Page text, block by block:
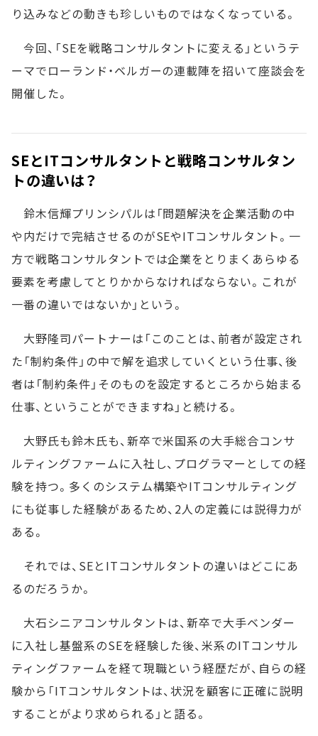
り込みなどの動きも珍しいものではなくなっている。
今回、「SEを戦略コンサルタントに変える」というテ
ーマでローランド・ベルガーの連載陣を招いて座談会を
開催した。
SEとITコンサルタントと戦略コンサルタン
トの違いは？
鈴木信輝プリンシパルは「問題解決を企業活動の中
や内だけで完結させるのがSEやITコンサルタント。一
方で戦略コンサルタントでは企業をとりまくあらゆる
要素を考慮してとりかからなければならない。これが
一番の違いではないか」という。
大野隆司パートナーは「このことは、前者が設定され
た「制約条件」の中で解を追求していくという仕事、後
者は「制約条件」そのものを設定するところから始まる
仕事、ということができますね」と続ける。
大野氏も鈴木氏も、新卒で米国系の大手総合コンサ
ルティングファームに入社し、プログラマーとしての経
験を持つ。多くのシステム構築やITコンサルティング
にも従事した経験があるため、2人の定義には説得力が
ある。
それでは、SEとITコンサルタントの違いはどこにあ
るのだろうか。
大石シニアコンサルタントは、新卒で大手ベンダー
に入社し基盤系のSEを経験した後、米系のITコンサル
ティングファームを経て現職という経歴だが、自らの経
験から「ITコンサルタントは、状況を顧客に正確に説明
することがより求められる」と語る。